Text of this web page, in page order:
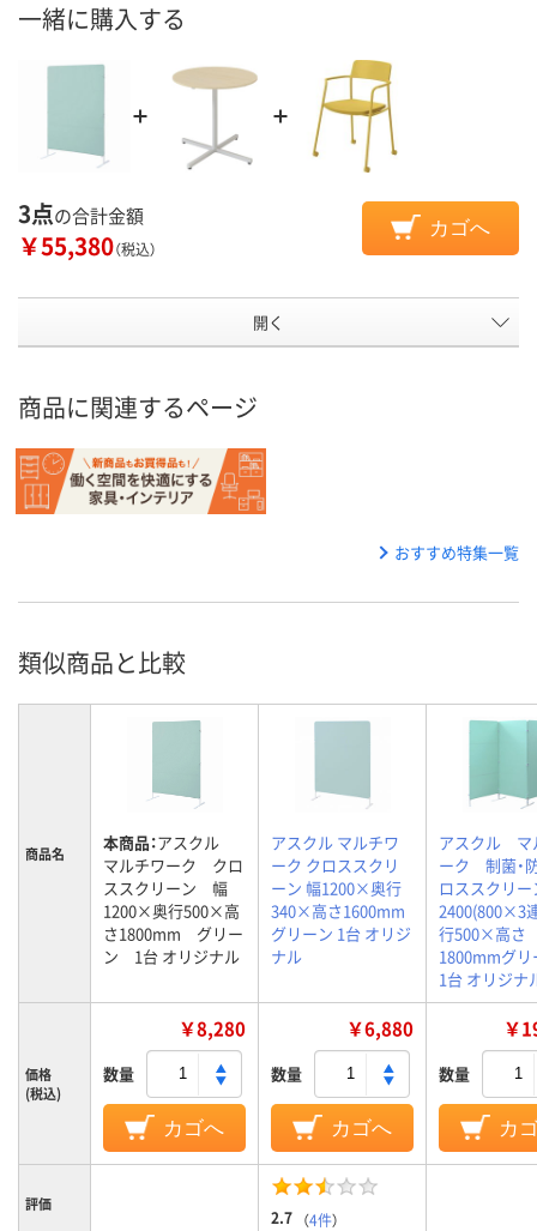
一緒に購入する
3点の合計金額
￥55,380（税込）
カゴへ
開く
商品に関連するページ
おすすめ特集一覧
類似商品と比較
商品名 本商品：アスクル
マルチワーク クロ
ススクリーン 幅
1200×奥行500×高
さ1800mm グリー
ン 1台 オリジナル
アスクル マルチワ
ーク クロススクリ
ーン 幅1200×奥行
340×高さ1600mm
グリーン 1台 オリジ
ナル
アスクル マ
ーク 制菌・
ロススクリー
2400(800×3
行500×高さ
1800mmグ
1台 オリジナ
価格
(税込)
￥8,280
数量
カゴへ
￥6,880
数量
カゴへ
￥
数量
カ
評価
2.7 （4件）